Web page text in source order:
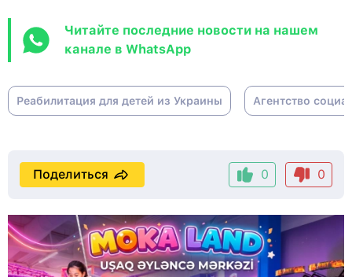
Читайте последние новости на нашем
канале в WhatsApp
Реабилитация для детей из Украины Агентство
0 0
Поделиться